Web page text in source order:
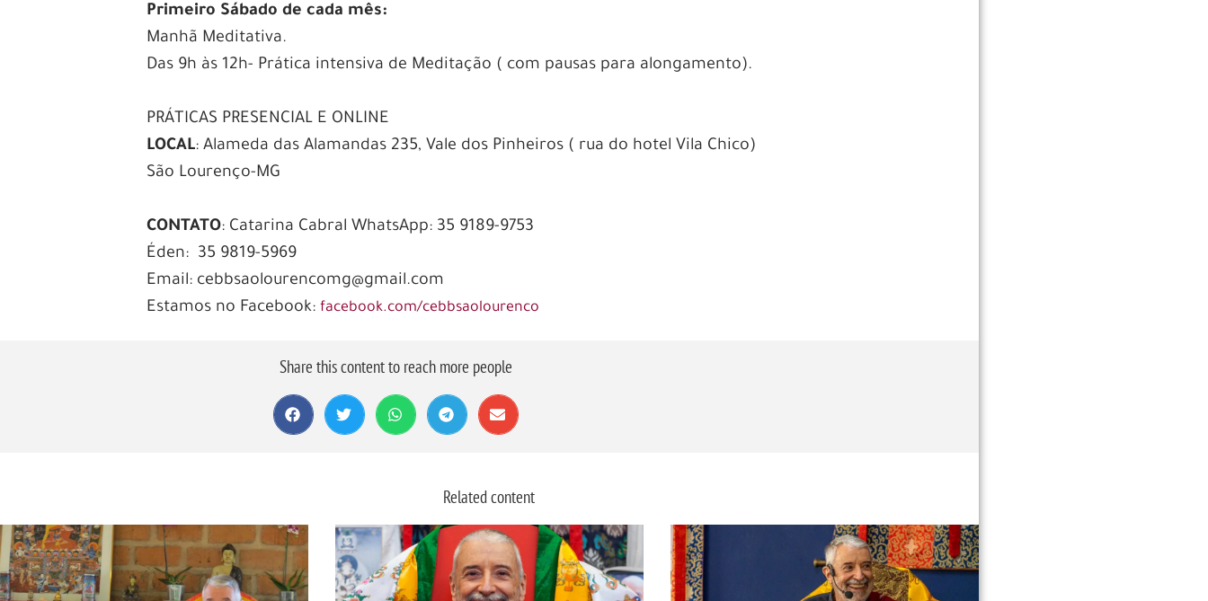
Primeiro Sábado de cada mês:
Manhã Meditativa.
Das 9h às 12h- Prática intensiva de Meditação ( com pausas para alongamento).
PRÁTICAS PRESENCIAL E ONLINE
LOCAL: Alameda das Alamandas 235, Vale dos Pinheiros ( rua do hotel Vila Chico)
São Lourenço-MG
CONTATO: Catarina Cabral WhatsApp: 35 9189-9753
Éden: 35 9819-5969
Email: cebbsaolourencomg@gmail.com
Estamos no Facebook:facebook.com/cebbsaolourenco
Share this content to reach more people
Related content